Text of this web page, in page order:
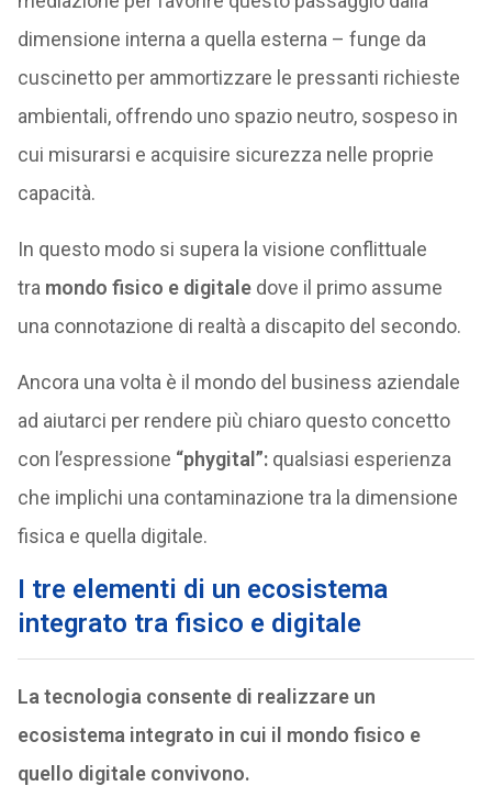
dimensione interna a quella esterna – funge da
cuscinetto per ammortizzare le pressanti richieste
ambientali, offrendo uno spazio neutro, sospeso in
cui misurarsi e acquisire sicurezza nelle proprie
capacità.
In questo modo si supera la visione conflittuale
tra mondo fisico e digitaledove il primo assume
una connotazione di realtà a discapito del secondo.
Ancora una volta è il mondo del business aziendale
ad aiutarci per rendere più chiaro questo concetto
con l’espressione “phygital”:qualsiasi esperienza
che implichi una contaminazione tra la dimensione
fisica e quella digitale.
I tre elementi di un ecosistema
integrato tra fisico e digitale
La tecnologia consente di realizzare un
ecosistema integrato in cui il mondo fisico e
quello digitale convivono.